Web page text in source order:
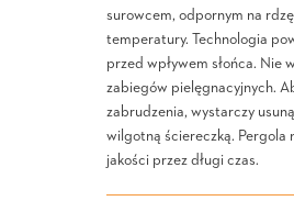
surowcem, odpornym na
temperatury. Technologia
przed wpływem słońca. Nie
zabiegów pielęgnacyjnych.
zabrudzenia, wystarczy
wilgotną ściereczką. Pergola
jakości przez długi czas.